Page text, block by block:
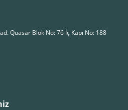
Quasar Blok No: 76 İç Kapı No: 188